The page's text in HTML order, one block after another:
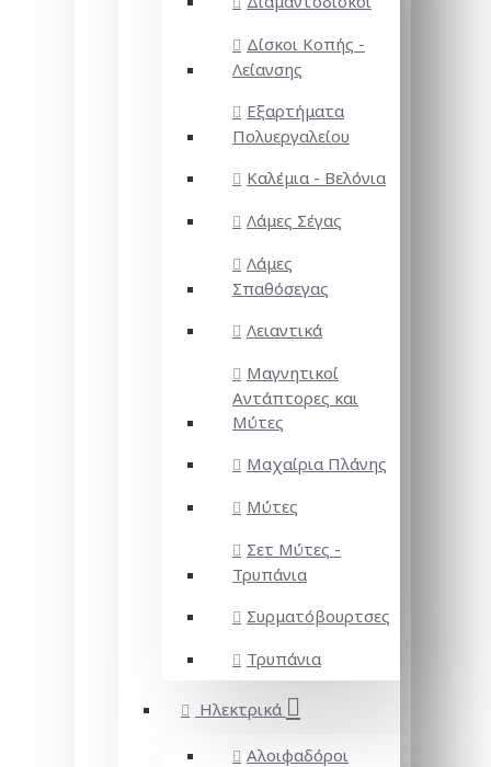
Δίσκοι Κοπής -
Λείανσης
Εξαρτήματα
Πολυεργαλείου
Καλέμια - Βελόνια
Λάμες Σέγας
Λάμες
Σπαθόσεγας
Λειαντικά
Μαγνητικοί
Αντάπτορες και
Μύτες
Μαχαίρια Πλάνης
Μύτες
Σετ Μύτες -
Τρυπάνια
Συρματόβουρτσες
Τρυπάνια
Ηλεκτρικά
Αλοιφαδόροι